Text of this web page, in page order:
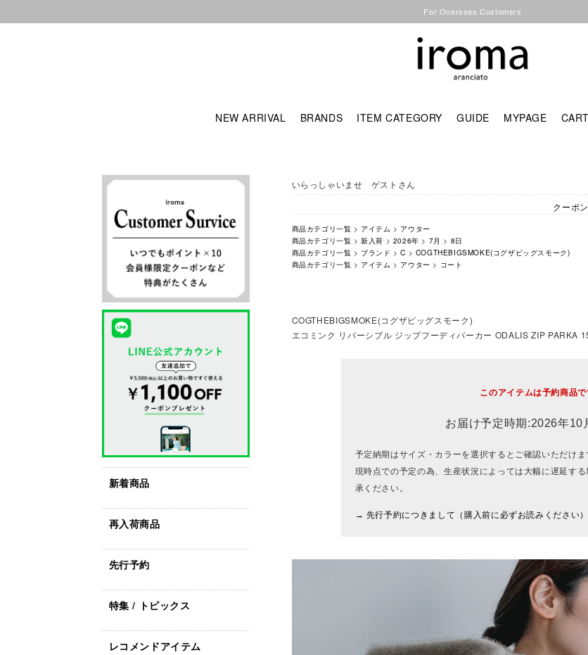
For Overseas Customers
NEW ARRIVAL BRANDS ITEM CATEGORY GUIDE MYPAGE CART
新着商品
再入荷商品
先行予約
特集 / トピックス
レコメンドアイテム
いらっしゃいませ ゲストさん
クーポ
商品カテゴリ一覧 > アイテム > アウター
商品カテゴリ一覧 >新入荷 > 2026年 > 7月 > 8日
商品カテゴリ一覧 > ブランド >C > COGTHEBIGSMOKE(コグザビッグスモーク)
商品カテゴリ一覧 > アイテム > アウター > コート
COGTHEBIGSMOKE(コグザビッグスモーク)
エコミンク リバーシブル ジップフーディパーカー ODALIS ZIP PARKA
このアイテムは予約商品で
お届け予定時期:2026年10
予定納期はサイズ・カラーを選択するとご確認いただけ
現時点での予定の為、生産状況によっては大幅に遅延す
承ください。
→ 先行予約につきまして（購入前に必ずお読みください）